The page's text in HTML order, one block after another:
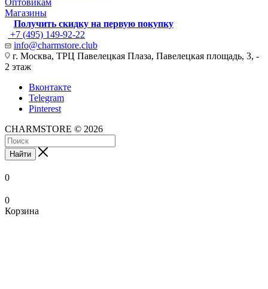
Магазины
Получить скидку на первую покупку
+7 (495) 149-92-22
info@charmstore.club
г. Москва, ТРЦ Павелецкая Плаза, Павелецкая площадь, 3, -
2 этаж
Вконтакте
Telegram
Pinterest
CHARMSTORE © 2026
Найти
0
0
Корзина